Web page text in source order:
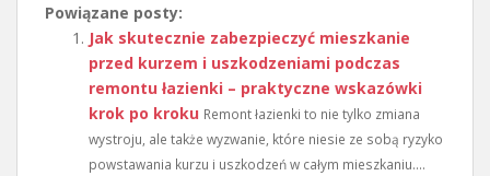
Powiązane posty:
Jak skutecznie zabezpieczyć mieszkanie
przed kurzem i uszkodzeniami podczas
remontu łazienki – praktyczne wskazówki
krok po kroku Remont łazienki to nie tylko zmiana
wystroju, ale także wyzwanie, które niesie ze sobą ryzyko
powstawania kurzu i uszkodzeń w całym mieszkaniu....